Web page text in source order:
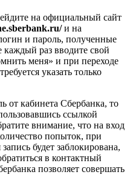
на официальный сайт
и на
и пароль, полученные
каждый раз вводите свой
меня» и при переходе
указать только
от кабинета Сбербанка, то
ссылкой
внимание, что на вход
попыток, при
будет заблокирована,
в контактный
позволяет совершать